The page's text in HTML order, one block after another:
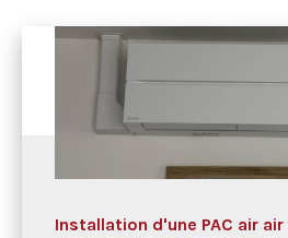
Installation d'une PAC air